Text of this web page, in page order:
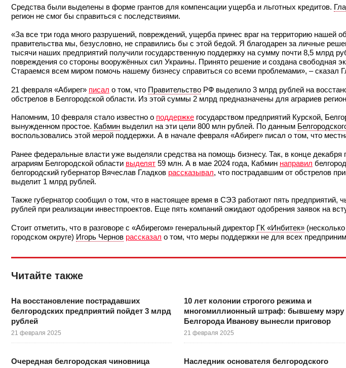
Средства были выделены в форме грантов для компенсации ущерба и льготных кредитов.
регион не смог бы справиться с последствиями.
«За все три года много разрушений, повреждений, ущерба принес враг на территорию нашей
правительства мы, безусловно, не справились бы с этой бедой. Я благодарен за личные
тысячи наших предприятий получили государственную поддержку на сумму почти 8,5 млрд
повреждения со стороны вооружённых сил Украины. Принято решение и создана свободная
Стараемся всем миром помочь нашему бизнесу справиться со всеми проблемами», – сказал
21 февраля «Абирег» писал о том, что Правительство РФ выделило 3 млрд рублей на
обстрелов в Белгородской области. Из этой суммы 2 млрд предназначены для аграриев
Напомним, 10 февраля стало известно о поддержке государством предприятий Курской,
вынужденном простое. Кабмин выделил на эти цели 800 млн рублей. По данным
воспользовались этой мерой поддержки. А в начале февраля «Абирег» писал о том, что
Ранее федеральные власти уже выделяли средства на помощь бизнесу. Так, в конце декабря
аграриям Белгородской области выделят 59 млн. А в мае 2024 года, Кабмин направил
белгородский губернатор Вячеслав Гладков рассказывал, что пострадавшим от обстрелов
выделит 1 млрд рублей.
Также губернатор сообщил о том, что в настоящее время в СЭЗ работают пять предприятий,
рублей при реализации инвестпроектов. Еще пять компаний ожидают одобрения заявок на
Стоит отметить, что в разговоре с «Абирегом» генеральный директор ГК «Инбитек»
городском округе) Игорь Чернов рассказал о том, что меры поддержки не для всех
Читайте также
На восстановление пострадавших
белгородских предприятий пойдет 3 млрд
рублей
21 февраля 2025
10 лет колонии строгого режима и
многомиллионный штраф: бывшему мэру
Белгорода Иванову вынесли приговор
21 февраля 2025
Очередная белгородская чиновница
Наследник основателя белгородского